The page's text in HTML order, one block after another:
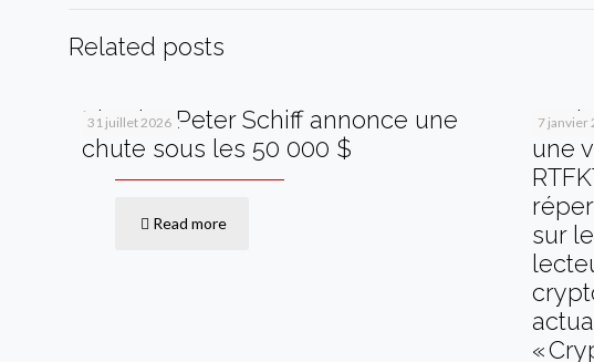
Related posts
31 juillet 2026
Bitcoin : Peter Schiff annonce une
chute sous les 50 000 $
Read more
7 janvier
une
sur
«